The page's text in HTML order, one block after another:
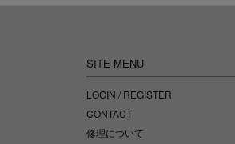
SITE MENU
LOGIN / REGISTER
CONTACT
修理について